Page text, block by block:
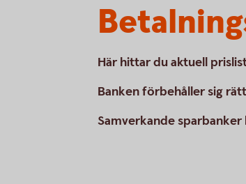
Här hittar du aktuell
Banken förbehåller sig
Samverkande sparbanker